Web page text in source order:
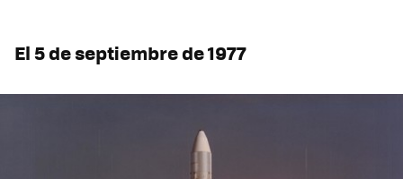
El 5 de septiembre de 1977